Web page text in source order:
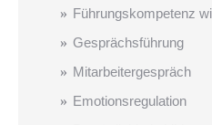
Führungskompetenz
Gesprächsführung
Mitarbeitergespräch
Emotionsregulation